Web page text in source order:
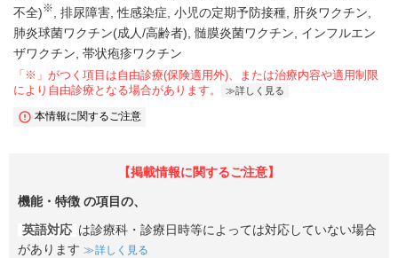
不全)※ 排尿障害 性感染症 小児の定期予防接種
肝炎ワクチン
肺炎球菌ワクチン(成人/高齢者) 髄膜炎菌ワクチン
インフルエン
ザワクチン 帯状疱疹ワクチン
「※」がつく項目は自由診療(保険適用外)、または治療内容や適用制限
により自由診療となる場合があります。
詳しく見る
本情報に関するご注意
【掲載情報に関するご注意】
機能・特徴 の項目の、
英語対応 は診療科・診療日時等によっては対応していない場合
があります
詳しく見る